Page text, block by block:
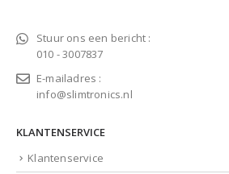
Stuur ons een bericht :
010 - 3007837
E-mailadres :
info@slimtronics.nl
KLANTENSERVICE
Klantenservice